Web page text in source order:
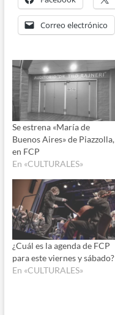
Correo electrónico
Se estrena «María de
Buenos Aires» de Piazzolla,
en FCP
En «CULTURALES»
¿Cuál es la agenda de FCP
para este viernes y sábado?
En «CULTURALES»